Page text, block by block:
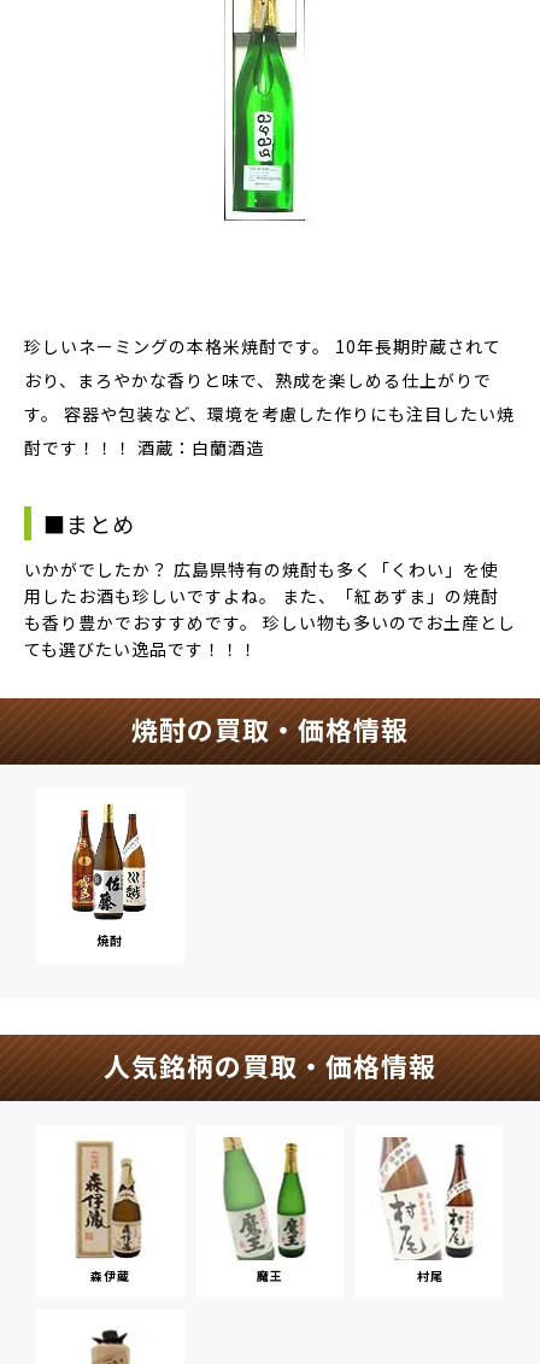
珍しいネーミングの本格米焼酎です。 10年長期貯蔵されて
おり、まろやかな香りと味で、熟成を楽しめる仕上がり で
す。 容器や包装など、環境を考慮した作りにも注目したい焼
酎です！！！ 酒蔵：白蘭酒造
■まとめ
いかがでしたか？ 広島県特有の焼酎も多く「くわい」を使
用したお酒も珍しいですよね。 また、「紅あずま」の焼酎
も香り豊かでおすすめです。 珍しい物も多いのでお土産とし
ても選びたい逸品です！！！
焼酎の買取・価格情報
焼酎
人気銘柄の買取・価格情報
森伊蔵 魔王 村尾